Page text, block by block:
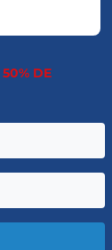
50% DE